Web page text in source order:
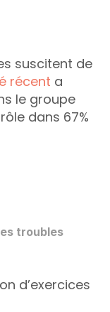
suscitent de
récent a
le groupe
dans 67%
troubles
d’exercices